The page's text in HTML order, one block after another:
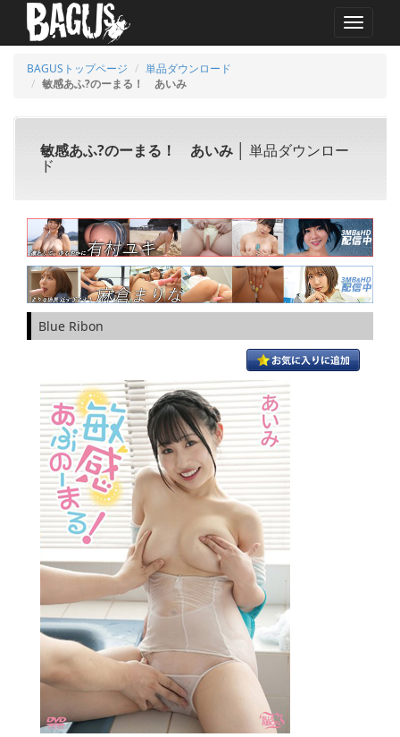
MENU
BAGUSトップページ
単品ダウンロード
敏感あふ?のーまる！ あいみ
敏感あふ?のーまる！ あいみ │ 単品ダウンロー
ド
Blue Ribon